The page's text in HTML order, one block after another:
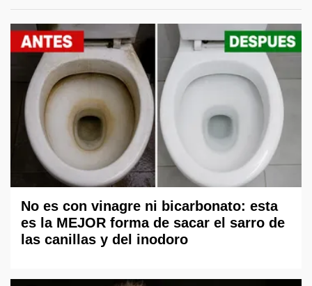
No es con vinagre ni bicarbonato: esta
es la MEJOR forma de sacar el sarro de
las canillas y del inodoro